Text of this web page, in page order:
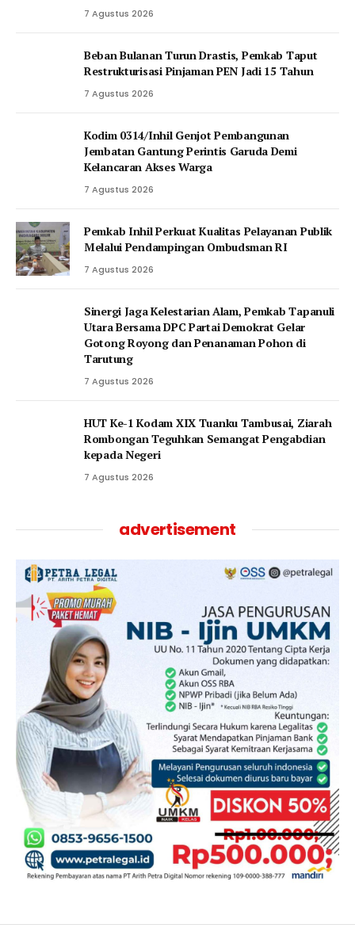
7 Agustus 2026
Beban Bulanan Turun Drastis, Pemkab Taput
Restrukturisasi Pinjaman PEN Jadi 15 Tahun‎
7 Agustus 2026
Kodim 0314/Inhil Genjot Pembangunan
Jembatan Gantung Perintis Garuda Demi
Kelancaran Akses Warga
7 Agustus 2026
Pemkab Inhil Perkuat Kualitas Pelayanan Publik
Melalui Pendampingan Ombudsman RI
7 Agustus 2026
‎Sinergi Jaga Kelestarian Alam, Pemkab Tapanuli
Utara Bersama DPC Partai Demokrat Gelar
Gotong Royong dan Penanaman Pohon di
Tarutung
7 Agustus 2026
HUT Ke-1 Kodam XIX Tuanku Tambusai, Ziarah
Rombongan Teguhkan Semangat Pengabdian
kepada Negeri
7 Agustus 2026
advertisement